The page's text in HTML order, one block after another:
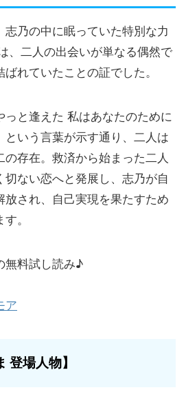
乃の中に眠っていた特別な力
、二人の出会いが単なる偶然で
れていたことの証でした。
っと逢えた 私はあなたのために
いう言葉が示す通り、二人は
存在。救済から始まった二人
ない恋へと発展し、志乃が自
放され、自己実現を果たすため
。
無料試し読み♪
ア
登場人物】